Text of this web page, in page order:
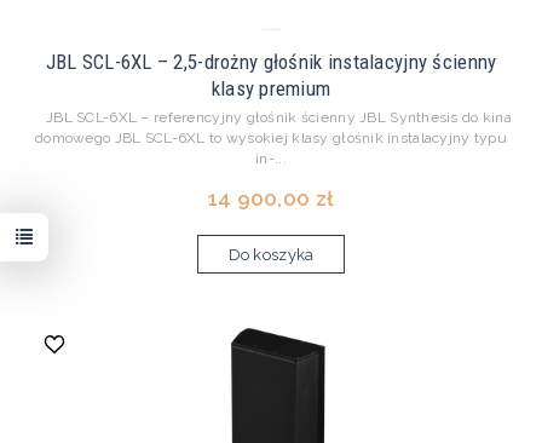
JBL SCL-6XL – 2,5-drożny głośnik instalacyjny ścienny
klasy premium
JBL SCL-6XL – referencyjny głośnik ścienny JBL Synthesis do kina
domowego JBL SCL-6XL to wysokiej klasy głośnik instalacyjny typu
in-...
14 900,00 zł
Do koszyka